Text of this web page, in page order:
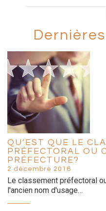
QU’EST QUE LE
PRÉFECTORAL OU
PRÉFECTURE?
2 décembre 2016
Le classement préfectoral
l'ancien nom d'usage…